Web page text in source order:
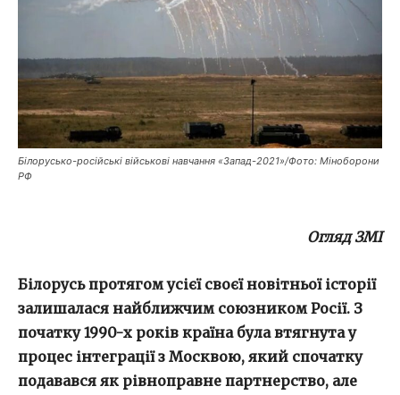
Білорусько-російські військові навчання «Запад-2021»/Фото: Міноборони
РФ
Огляд ЗМІ
Білорусь протягом усієї своєї новітньої історії
залишалася найближчим союзником Росії. З
початку 1990-х років країна була втягнута у
процес інтеграції з Москвою, який спочатку
подавався як рівноправне партнерство, але